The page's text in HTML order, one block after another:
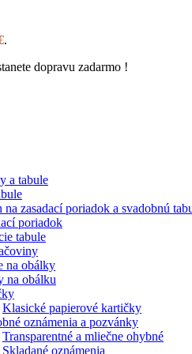
.
dopravu zadarmo !
a tabule
na zasadací poriadok a svadobnú
poriadok
tabule
na obálky
na obálku
Klasické papierové kartičky
oznámenia a pozvánky
Transparentné a mliečne ohybné
Skladané oznámenia